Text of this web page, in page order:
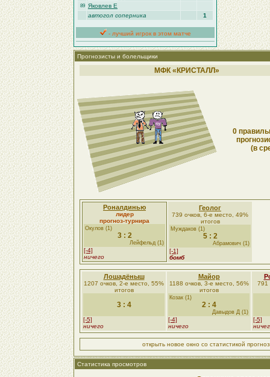
89 Яковлев Е
автогол соперника
1
- лучший игрок в этом матче
Прогнозисты и болельщики
МФК «КРИСТАЛЛ»
0
(в
Роналдинью
лидер
прогноз-турнира
Окулов (1)
3 : 2
Лейфельд (1)
[-4]
ничего
Геолог
739 очков, 6-е место, 49%
итогов
Муждаков (1)
5 : 2
Абрамович (1)
[-1]
бомб
Лошадёныш
1207 очков, 2-е место, 55%
итогов
3 : 4
[-5]
ничего
Майор
1188 очков, 3-е место, 56%
итогов
Козак (1)
2 : 4
Давыдов Д (1)
[-4]
ничего
791
[-5]
открыть новое окно со статистикой
Статистика просмотров